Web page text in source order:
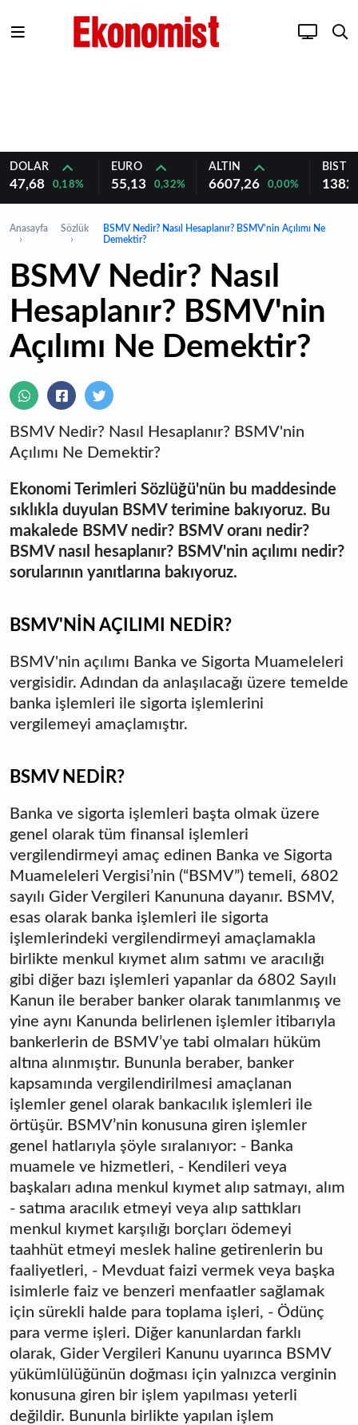
DOLAR
47,68 0,18%
EURO
55,13 0,32%
ALTIN
6607,26 0,00%
BIST
Anasayfa Sözlük
BSMV Nedir? Nasıl Hesaplanır? BSMV'nin Açılımı Ne
Demektir?
BSMV Nedir? Nasıl
Hesaplanır? BSMV'nin
Açılımı Ne Demektir?
BSMV Nedir? Nasıl Hesaplanır? BSMV'nin
Açılımı Ne Demektir?
Ekonomi Terimleri Sözlüğü'nün bu maddesinde
sıklıkla duyulan BSMV terimine bakıyoruz. Bu
makalede BSMV nedir? BSMV oranı nedir?
BSMV nasıl hesaplanır? BSMV'nin açılımı nedir?
sorularının yanıtlarına bakıyoruz.
BSMV'NİN AÇILIMI NEDİR?
BSMV'nin açılımı Banka ve Sigorta Muameleleri
vergisidir. Adından da anlaşılacağı üzere temelde
banka işlemleri ile sigorta işlemlerini
vergilemeyi amaçlamıştır.
BSMV NEDİR?
Banka ve sigorta işlemleri başta olmak üzere
genel olarak tüm finansal işlemleri
vergilendirmeyi amaç edinen Banka ve Sigorta
Muameleleri Vergisi’nin (“BSMV”) temeli, 6802
sayılı Gider Vergileri Kanununa dayanır. BSMV,
esas olarak banka işlemleri ile sigorta
işlemlerindeki vergilendirmeyi amaçlamakla
birlikte menkul kıymet alım satımı ve aracılığı
gibi diğer bazı işlemleri yapanlar da 6802 Sayılı
Kanun ile beraber banker olarak tanımlanmış ve
yine aynı Kanunda belirlenen işlemler itibarıyla
bankerlerin de BSMV’ye tabi olmaları hüküm
altına alınmıştır. Bununla beraber, banker
kapsamında vergilendirilmesi amaçlanan
işlemler genel olarak bankacılık işlemleri ile
örtüşür. BSMV’nin konusuna giren işlemler
genel hatlarıyla şöyle sıralanıyor: - Banka
muamele ve hizmetleri, - Kendileri veya
başkaları adına menkul kıymet alıp satmayı, alım
- satıma aracılık etmeyi veya alıp sattıkları
menkul kıymet karşılığı borçları ödemeyi
taahhüt etmeyi meslek haline getirenlerin bu
faaliyetleri, - Mevduat faizi vermek veya başka
isimlerle faiz ve benzeri menfaatler sağlamak
için sürekli halde para toplama işleri, - Ödünç
para verme işleri. Diğer kanunlardan farklı
olarak, Gider Vergileri Kanunu uyarınca BSMV
yükümlülüğünün doğması için yalnızca verginin
konusuna giren bir işlem yapılması yeterli
değildir. Bununla birlikte yapılan işlem